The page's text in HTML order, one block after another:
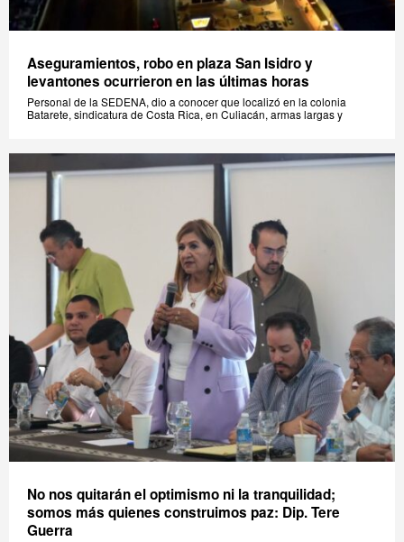
Aseguramientos, robo en plaza San Isidro y
levantones ocurrieron en las últimas horas
Personal de la SEDENA, dio a conocer que localizó en la colonia
Batarete, sindicatura de Costa Rica, en Culiacán, armas largas y
No nos quitarán el optimismo ni la tranquilidad;
somos más quienes construimos paz: Dip. Tere
Guerra